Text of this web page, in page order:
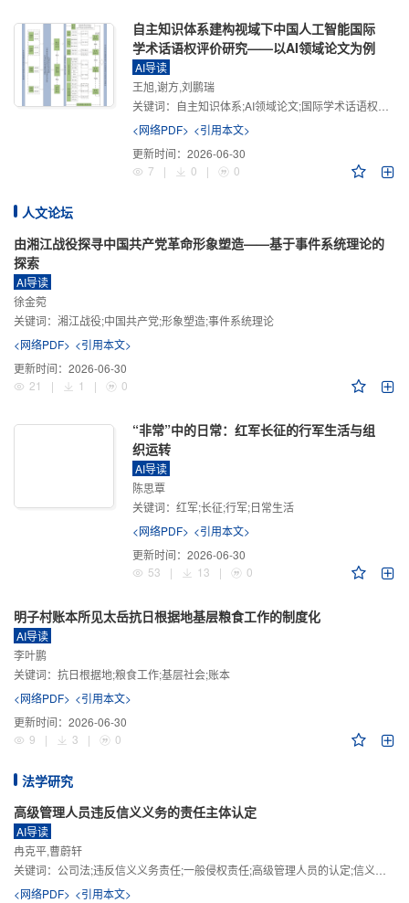
自主知识体系建构视域下中国人工智能国际
学术话语权评价研究——以AI领域论文为例
AI导读
王旭,谢方,刘鹏瑞
关键词： 自主知识体系;AI领域论文;国际学术话语权评价;学术影响力;学术感知力;学术传播力;学术引领力
<网络PDF> <引用本文>
更新时间： 2026-06-30
7
| 0 | 0
人文论坛
由湘江战役探寻中国共产党革命形象塑造——基于事件系统理论的
探索
AI导读
徐金菀
关键词： 湘江战役;中国共产党;形象塑造;事件系统理论
<网络PDF> <引用本文>
更新时间： 2026-06-30
21
| 1 | 0
“非常”中的日常：红军长征的行军生活与组
织运转
AI导读
陈思覃
关键词： 红军;长征;行军;日常生活
<网络PDF> <引用本文>
更新时间： 2026-06-30
53
| 13 | 0
明子村账本所见太岳抗日根据地基层粮食工作的制度化
AI导读
李叶鹏
关键词： 抗日根据地;粮食工作;基层社会;账本
<网络PDF> <引用本文>
更新时间： 2026-06-30
9
| 3 | 0
法学研究
高级管理人员违反信义义务的责任主体认定
AI导读
冉克平,曹蔚轩
关键词： 公司法;违反信义义务责任;一般侵权责任;高级管理人员的认定;信义义务
<网络PDF> <引用本文>